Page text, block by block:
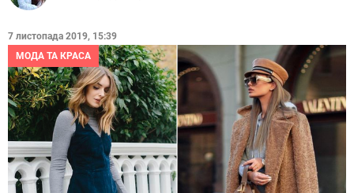
7 листопада 2019, 15:39
МОДА ТА КРАСА